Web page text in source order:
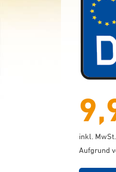
inkl.
Aufgrund